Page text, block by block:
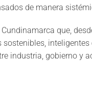
de manera
que,
industria, gobierno y